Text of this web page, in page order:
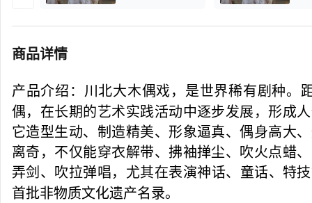
商品详情
产品介绍：川北大木偶戏，是世界稀有剧种。
偶，在长期的艺术实践活动中逐步发展，形成
它造型生动、制造精美、形象逼真、偶身高大
离奇，不仅能穿衣解带、拂袖掸尘、吹火点蜡
弄剑、吹拉弹唱，尤其在表演神话、童话、特
首批非物质文化遗产名录。